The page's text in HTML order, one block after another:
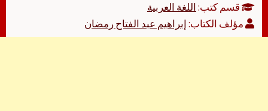
قسم كتب:اللغة العربية
مؤلف الكتاب:إبراهيم عبد الفتاح رمضان